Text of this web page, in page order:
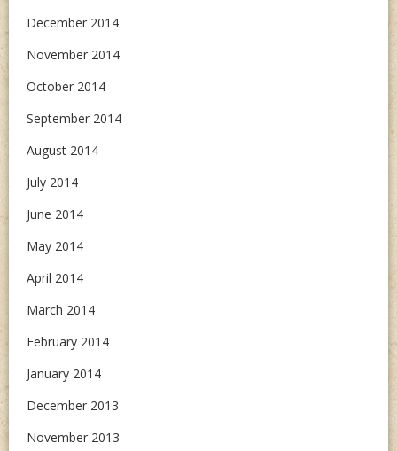
December 2014
November 2014
October 2014
September 2014
August 2014
July 2014
June 2014
May 2014
April 2014
March 2014
February 2014
January 2014
December 2013
November 2013